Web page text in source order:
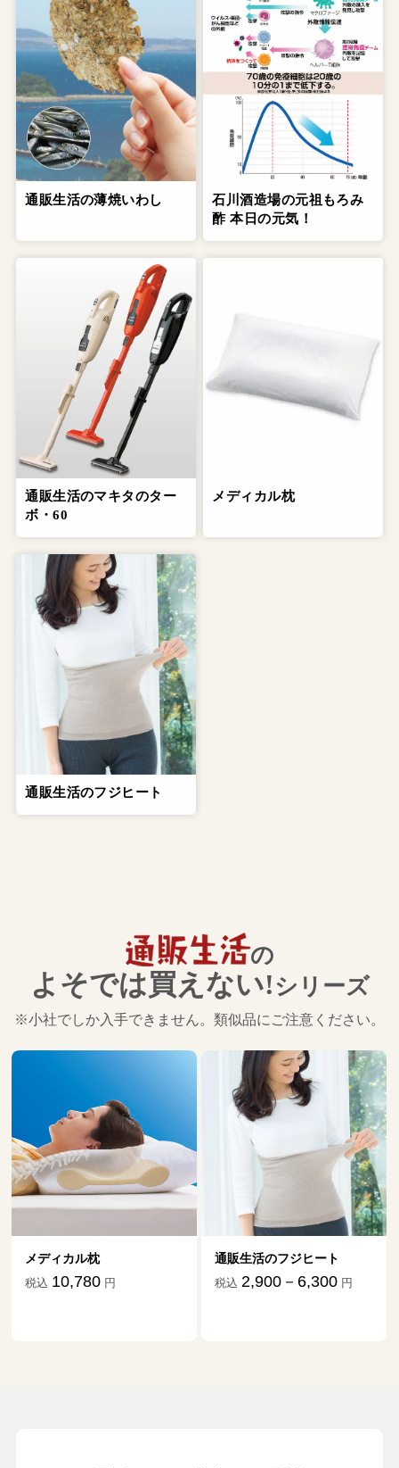
通販生活の薄焼いわし
石川酒造場の元祖もろみ
酢 本日の元気！
通販生活のマキタのター
ボ・60
メディカル枕
通販生活のフジヒート
の
よそでは買えない!シリーズ
※小社でしか入手できません。類似品にご注意ください。
メディカル枕
税込 10,780 円
通販生活のフジヒート
税込 2,900－6,300 円